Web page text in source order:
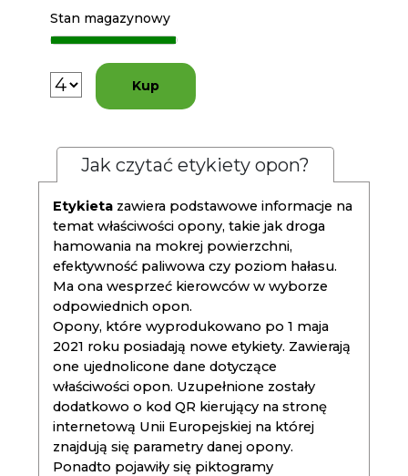
Stan magazynowy
Kup
Jak czytać etykiety opon?
Etykieta zawiera podstawowe informacje na
temat właściwości opony, takie jak droga
hamowania na mokrej powierzchni,
efektywność paliwowa czy poziom hałasu.
Ma ona wesprzeć kierowców w wyborze
odpowiednich opon.
Opony, które wyprodukowano po 1 maja
2021 roku posiadają nowe etykiety. Zawierają
one ujednolicone dane dotyczące
właściwości opon. Uzupełnione zostały
dodatkowo o kod QR kierujący na stronę
internetową Unii Europejskiej na której
znajdują się parametry danej opony.
Ponadto pojawiły się piktogramy